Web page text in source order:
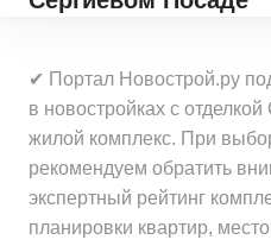
✔ Портал Новострой.ру
в новостройках с
жилой комплекс. При
рекомендуем обратить
экспертный рейтинг
планировки квартир,